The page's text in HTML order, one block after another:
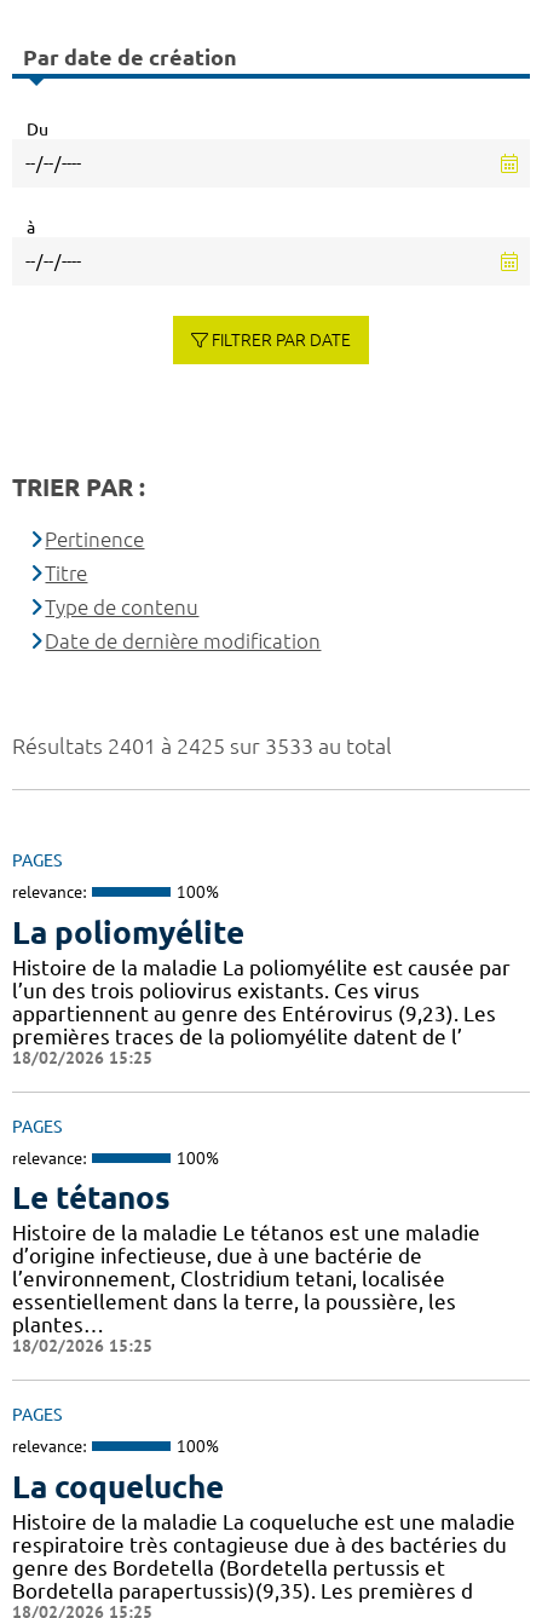
Résultats 2401 à 2425 sur 3533 au total
PAGES
relevance: 100%
La poliomyélite
Histoire de la maladie La poliomyélite est causée par
l’un des trois poliovirus existants. Ces virus
appartiennent au genre des Entérovirus (9,23). Les
premières traces de la poliomyélite datent de l’
18/02/2026 15:25
PAGES
relevance: 100%
Le tétanos
Histoire de la maladie Le tétanos est une maladie
d’origine infectieuse, due à une bactérie de
l’environnement, Clostridium tetani, localisée
essentiellement dans la terre, la poussière, les
plantes…
18/02/2026 15:25
PAGES
relevance: 100%
La coqueluche
Histoire de la maladie La coqueluche est une maladie
respiratoire très contagieuse due à des bactéries du
genre des Bordetella (Bordetella pertussis et
Bordetella parapertussis)(9,35). Les premières d
18/02/2026 15:25
Par date de création
Du
à
FILTRER PAR DATE
TRIER PAR :
Pertinence
Titre
Type de contenu
Date de dernière modification